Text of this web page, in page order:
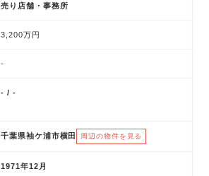
売り店舗・事務所
3,200万円
-
- / -
千葉県袖ケ浦市横田 周辺の物件を見る
1971年12月